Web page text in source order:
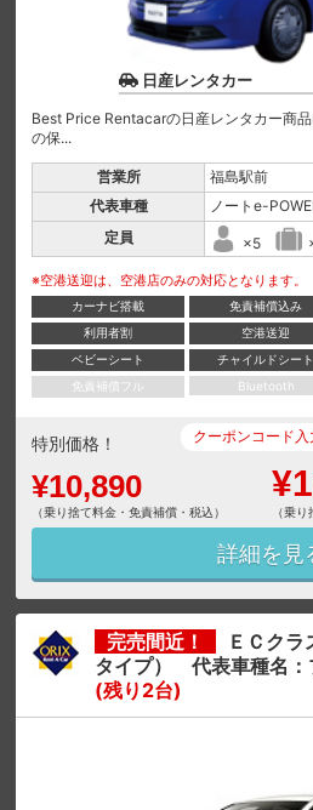
日産レンタカー
Best Price Rentacarの日産レンタカー商
の保...
営業所
福島駅前
代表車種
ノートe-
定員
×5
※空港送迎は、空港店のみの対応となります。
カーナビ搭載 免責補償込み
利用者割
空港送迎
ベビーシート
チャイルドシート
免責補償フル
Bluetooth
特別価格！
¥10,890
（乗り捨て料金・免責補償・税込）
クーポンコード
（乗
詳細を見
完売間近！
ＥＣクラ
タイプ） 代表車種名：
(残り2台)